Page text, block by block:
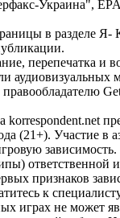
Украина",
в разделе Я-
перепечатка и
аудиовизуальных
korrespondent.net
(21+). Участие в
ответственной
признаков
к
играх не может